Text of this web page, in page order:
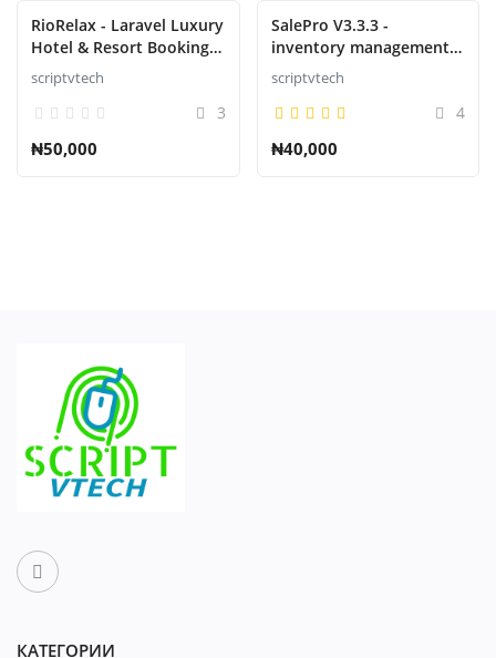
RioRelax - Laravel Luxury
Hotel & Resort Booking
Script
scriptvtech
3
₦50,000
SalePro V3.3.3 -
inventory management
system with POS, HRM,
accounting
scriptvtech
4
₦40,000
КАТЕГОРИИ